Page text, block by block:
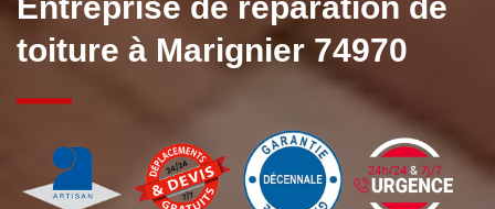
Entreprise de réparation de
toiture à Marignier 74970